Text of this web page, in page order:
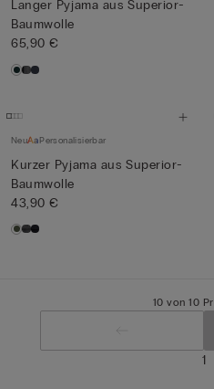
Langer Pyjama aus Superior-
Baumwolle
65,90 €
Neu Personalisierbar
Kurzer Pyjama aus Superior-
Baumwolle
43,90 €
10 von 10
1